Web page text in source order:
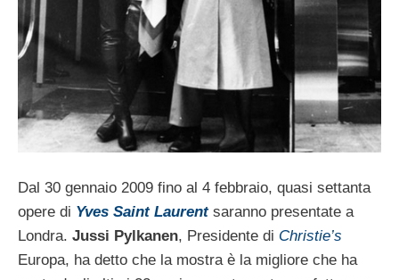
Dal 30 gennaio 2009 fino al 4 febbraio, quasi settanta
opere di Yves Saint Laurentsaranno presentate a
Londra. Jussi Pylkanen, Presidente di Christie’s
Europa, ha detto che la mostra è la migliore che ha